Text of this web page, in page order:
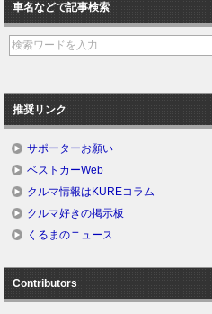
車名などで記事検索
推奨リンク
サポーターお願い
ベストカーWeb
クルマ情報はKUREコラム
クルマ好きの掲示板
くるまのニュース
Contributors